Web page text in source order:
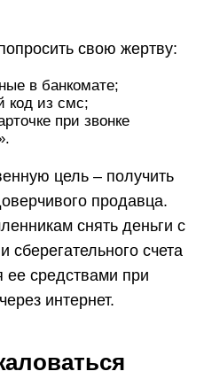
свою жертву:
в банкомате;
код из смс;
при звонке
цель – получить
продавца.
снять деньги с
сберегательного счета
ее средствами при
интернет.